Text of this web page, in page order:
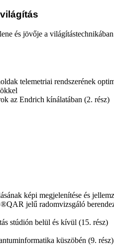
és jövője a világítástechnikában
telemetriai rendszerének
az Endrich kínálatában (2. rész)
képi megjelenítése és
jelű radomvizsgáló
stúdión belül és kívül (15. rész)
küszöbén (9. rész)